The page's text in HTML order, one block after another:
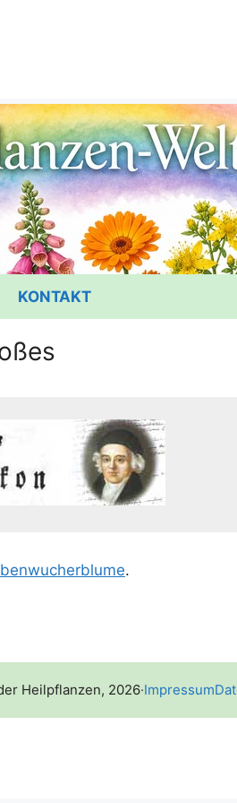
KONTAKT
.
Heilpflanzen, 2026·Impressum